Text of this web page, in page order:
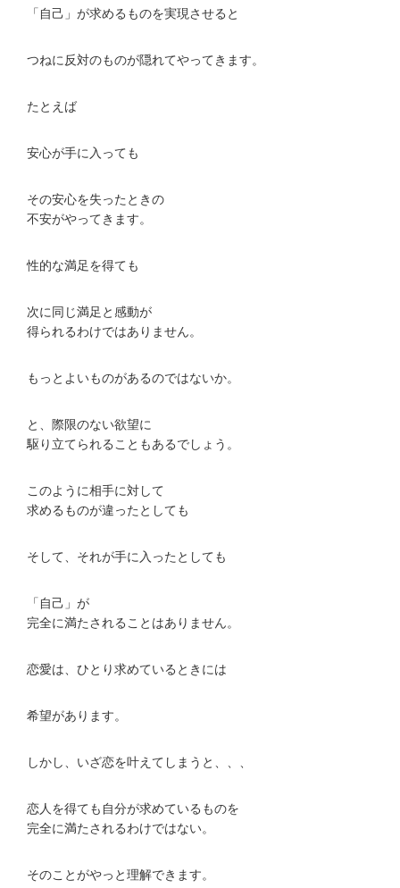
「自己」が求めるものを実現させると
つねに反対のものが隠れてやってきます。
たとえば
安心が手に入っても
その安心を失ったときの
不安がやってきます。
性的な満足を得ても
次に同じ満足と感動が
得られるわけではありません。
もっとよいものがあるのではないか。
と、際限のない欲望に
駆り立てられることもあるでしょう。
このように相手に対して
求めるものが違ったとしても
そして、それが手に入ったとしても
「自己」が
完全に満たされることはありません。
恋愛は、ひとり求めているときには
希望があります。
しかし、いざ恋を叶えてしまうと、、、
恋人を得ても自分が求めているものを
完全に満たされるわけではない。
そのことがやっと理解できます。